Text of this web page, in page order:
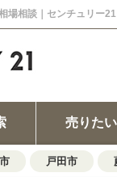
場相談｜センチュリー
売りたい
戸田市